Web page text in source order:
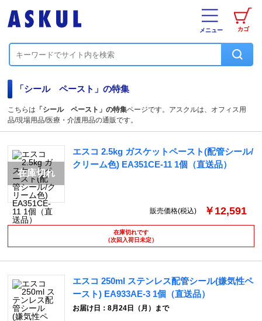
カゴ
メニュー
「シール ペースト」の特集
こちらは 「シール ペースト」の特集ページです。アスクルは、オフィス用
品/現場用品/医療・介護用品の通販です。
エスコ 2.5kg ガスケットペースト(配管シール/
クリーム色) EA351CE-11 1個（直送品）
販売価格(税込) ￥12,591
在庫切れです
（次回入荷日未定）
エスコ 250ml ステンレス配管シール(嫌気性ペ
ースト) EA933AE-3 1個（直送品）
お届け日：8月24日（月）まで